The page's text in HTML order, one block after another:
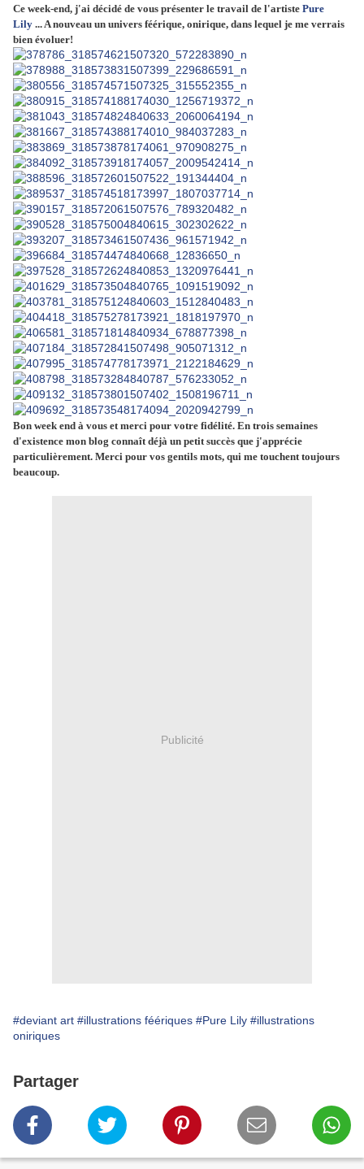
Ce week-end, j'ai décidé de vous présenter le travail de l'artiste Pure
Lily ... A nouveau un univers féérique, onirique, dans lequel je me verrais
bien évoluer!
Bon week end à vous et merci pour votre fidélité. En trois semaines
d'existence mon blog connaît déjà un petit succès que j'apprécie
particulièrement. Merci pour vos gentils mots, qui me touchent toujours
beaucoup.
Publicité
#deviant art #illustrations féériques #Pure Lily #illustrations
oniriques
Partager